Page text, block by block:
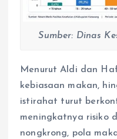
Sumber: Dinas
Menurut Aldi dan
kebiasaan makan,
istirahat turut
meningkatnya risiko
nongkrong, pola